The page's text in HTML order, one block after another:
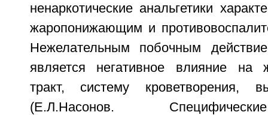
ненаркотические анальгетики
жаропонижающим и
Нежелательным побочным
является негативное влияние на
тракт, систему кроветворения,
(Е.Л.Насонов.